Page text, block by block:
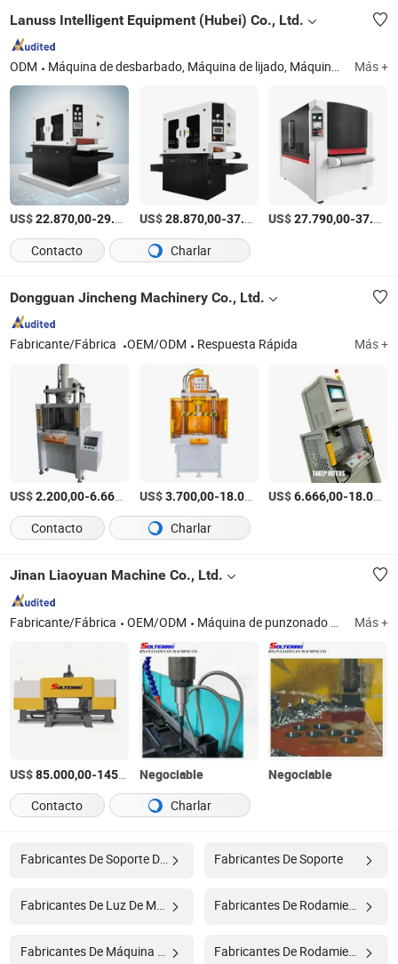
Lanuss Intelligent Equipment (Hubei) Co., Ltd.
ODM Máquina de desbarbado, Máquina de lijado, Máquina de pulido, Máquina de chaflán, Máquina de trefilado Más +
US$22.870,00-29.890,00 /Set
US$28.870,00-37.960,00 /Set
US$27.790,00-37.860,00
Contacto Charlar
Dongguan Jincheng Machinery Co., Ltd.
Fabricante/Fábrica OEM/ODM Respuesta Rápida Más +
US$2.200,00-6.666,00 /set
US$3.700,00-18.000,00 /set
US$6.666,00-18.000,00
Contacto Charlar
Jinan Liaoyuan Machine Co., Ltd.
Fabricante/Fábrica OEM/ODM Máquina de punzonado y cizallado de ángulo CNC, máquina de perforación de ángulo CNC, máquina de perforación CNC, máquina de perforación de viga CNC, máquina de sierra de cinta Más +
US$85.000,00-145.000,00 /Set
Negociable
Negociable
Contacto
Charlar
Fabricantes De Soporte De Empuje Fabricantes De Soporte
Fabricantes De Rodamiento De Plástico
Fabricantes De Rodamiento De Rueda De Auto